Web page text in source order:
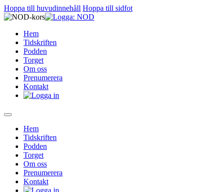
Hoppa till huvudinnehåll Hoppa till sidfot
Hem
Tidskriften
Podden
Torget
Om oss
Prenumerera
Kontakt
Hem
Tidskriften
Podden
Torget
Om oss
Prenumerera
Kontakt